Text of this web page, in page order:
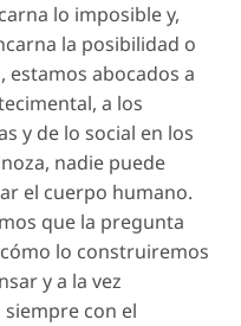
lo imposible y,
la posibilidad o
estamos abocados a
a los
y de lo social en los
nadie puede
el cuerpo humano.
que la pregunta
lo construiremos
y a la vez
con el